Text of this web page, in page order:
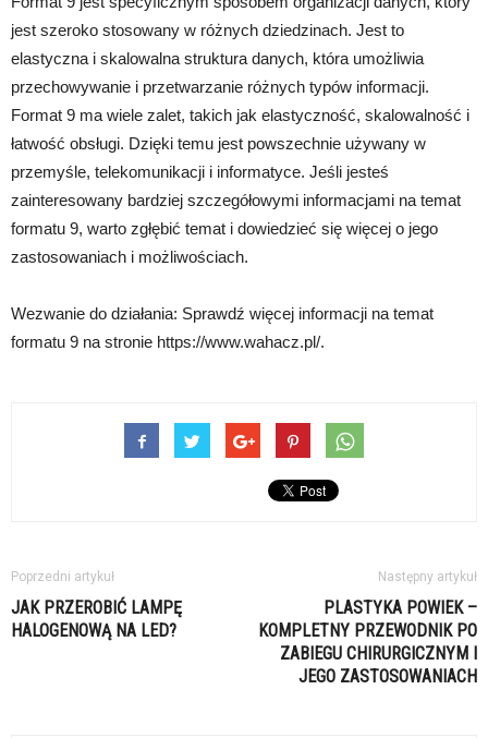
jest szeroko stosowany w różnych dziedzinach. Jest to
elastyczna i skalowalna struktura danych, która umożliwia
przechowywanie i przetwarzanie różnych typów informacji.
Format 9 ma wiele zalet, takich jak elastyczność, skalowalność i
łatwość obsługi. Dzięki temu jest powszechnie używany w
przemyśle, telekomunikacji i informatyce. Jeśli jesteś
zainteresowany bardziej szczegółowymi informacjami na temat
formatu 9, warto zgłębić temat i dowiedzieć się więcej o jego
zastosowaniach i możliwościach.
Wezwanie do działania: Sprawdź więcej informacji na temat
formatu 9 na stronie https://www.wahacz.pl/.
Poprzedni artykuł
JAK PRZEROBIĆ LAMPĘ
HALOGENOWĄ NA LED?
Następny artykuł
PLASTYKA POWIEK –
KOMPLETNY PRZEWODNIK PO
ZABIEGU CHIRURGICZNYM I
JEGO ZASTOSOWANIACH